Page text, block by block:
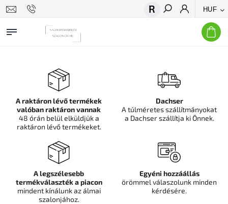
HUF
Keresés
A raktáron lévő termékek
valóban raktáron vannak
48 órán belül elküldjük a
raktáron lévő termékeket.
Dachser
A túlméretes szállítmányokat
a Dachser szállítja ki Önnek.
A legszélesebb
termékválaszték a piacon
mindent kínálunk az álmai
szalonjához.
Egyéni hozzáállás
örömmel válaszolunk minden
kérdésére.